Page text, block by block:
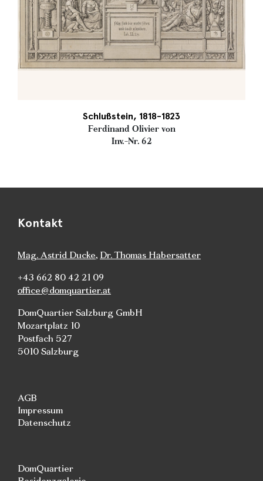
Schlußstein, 1818-1823
Ferdinand Olivier von
Inv.-Nr. 62
Kontakt
Mag. Astrid Ducke, Dr. Thomas Habersatter
+43 662 80 42 21 09
office@domquartier.at
DomQuartier Salzburg GmbH
Mozartplatz 10
Postfach 527
5010 Salzburg
AGB
Impressum
Datenschutz
DomQuartier